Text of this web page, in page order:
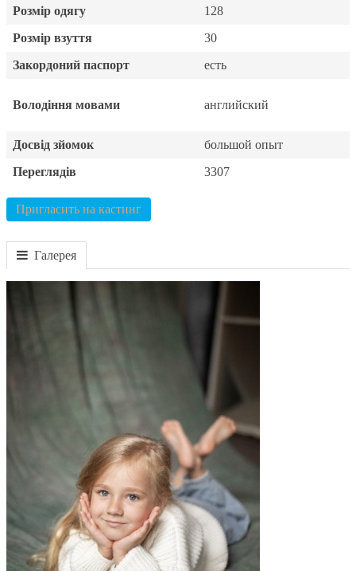
Розмір одягу
128
Розмір взуття
30
Закордоний паспорт
есть
Володіння мовами английский
Досвід зйомок
большой опыт
Переглядів
3307
Пригласить на кастинг
Галерея